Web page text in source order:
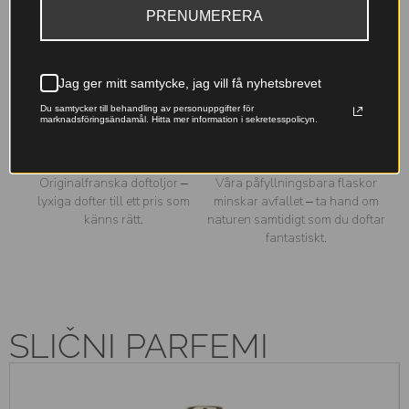
parfymkoncentration (EDP+)
med lång hållbarhet – skapad
Garanterad kvalitet
Noggrant testade ingredienser
tillverkning inom EU för din
Originalfranska doftoljor –
lyxiga dofter till ett pris som
känns rätt.
Våra påfyllningsbara flaskor
minskar avfallet – ta hand om
naturen samtidigt som du doftar
fantastiskt.
SLIČNI PARFEMI
PRENUMERERA
Jag ger mitt samtycke, jag vill få nyhetsbrevet
Du samtycker till behandling av personuppgifter för
marknadsföringsändamål. Hitta mer information i sekretesspolicyn.